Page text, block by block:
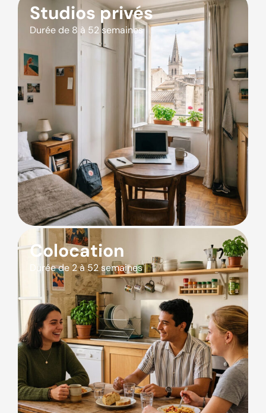
Studios privés
Durée de 8 à 52 semaines
Colocation
Durée de 2 à 52 semaines